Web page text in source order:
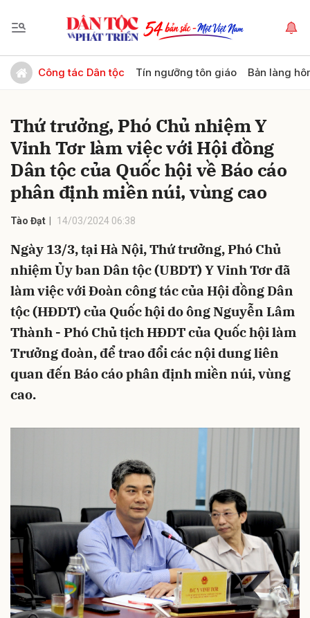
Công tác Dân tộc Tín ngưỡng tôn giáo Bản làng
Thứ trưởng, Phó Chủ nhiệm Y
Vinh Tơr làm việc với Hội đồng
Dân tộc của Quốc hội về Báo cáo
phân định miền núi, vùng cao
Tào Đạt 14/03/2024 06:38
Ngày 13/3, tại Hà Nội, Thứ trưởng, Phó Chủ
nhiệm Ủy ban Dân tộc (UBDT) Y Vinh Tơr đã
làm việc với Đoàn công tác của Hội đồng Dân
tộc (HĐDT) của Quốc hội do ông Nguyễn Lâm
Thành - Phó Chủ tịch HĐDT của Quốc hội làm
Trưởng đoàn, để trao đổi các nội dung liên
quan đến Báo cáo phân định miền núi, vùng
cao.
Gửi bình luận